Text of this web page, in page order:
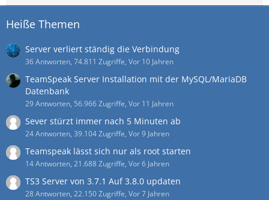
Heiße Themen
Server verliert ständig die Verbindung
36 Antworten, 74.811 Zugriffe, Vor 10 Jahren
TeamSpeak Server Installation mit der MySQL/MariaDB
Datenbank
29 Antworten, 56.966 Zugriffe, Vor 11 Jahren
Sever stürzt immer nach 5 Minuten ab
24 Antworten, 39.104 Zugriffe, Vor 9 Jahren
Teamspeak lässt sich nur als root starten
14 Antworten, 21.688 Zugriffe, Vor 6 Jahren
TS3 Server von 3.7.1 Auf 3.8.0 updaten
28 Antworten, 22.150 Zugriffe, Vor 7 Jahren